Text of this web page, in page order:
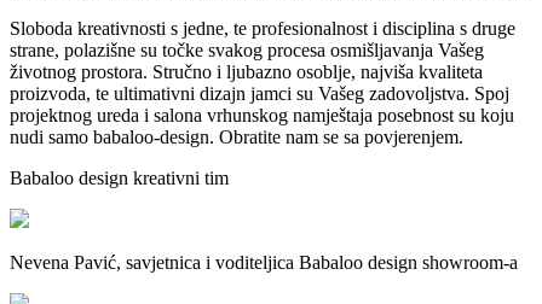
Sloboda kreativnosti s jedne, te profesionalnost i disciplina s druge
strane, polazišne su točke svakog procesa osmišljavanja Vašeg
životnog prostora. Stručno i ljubazno osoblje, najviša kvaliteta
proizvoda, te ultimativni dizajn jamci su Vašeg zadovoljstva. Spoj
projektnog ureda i salona vrhunskog namještaja posebnost su koju
nudi samo babaloo-design. Obratite nam se sa povjerenjem.
Babaloo design kreativni tim
Nevena Pavić, savjetnica i voditeljica Babaloo design showroom-a